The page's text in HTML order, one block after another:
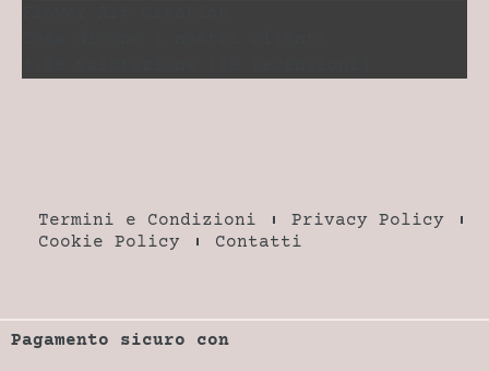
Termini e Condizioni
Privacy Policy
Cookie Policy
Contatti
Pagamento sicuro con